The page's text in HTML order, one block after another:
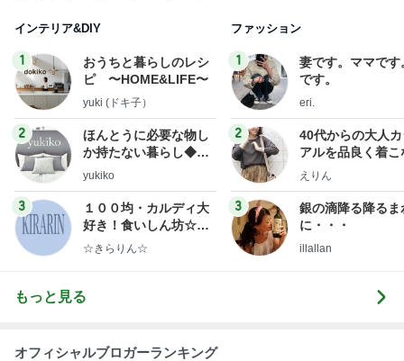
インテリア&DIY
1
おうちと暮らしのレシ
ピ 〜HOME&LIFE〜
yuki (ドキ子）
2
ほんとうに必要な物し
か持たない暮らし◆Ke
ep Life Simple◆〜イ
yukiko
3
１００均・カルディ大
好き！食いしん坊☆き
らりん☆のブログ
☆きらりん☆
ファッション
1
妻です。ママです
です。
eri.
2
40代からの大人
アルを品良く着こ
ファッションブロ
えりん
3
銀の滴降る降るま
に・・・
illallan
もっと見る
オフィシャルブロガーランキング